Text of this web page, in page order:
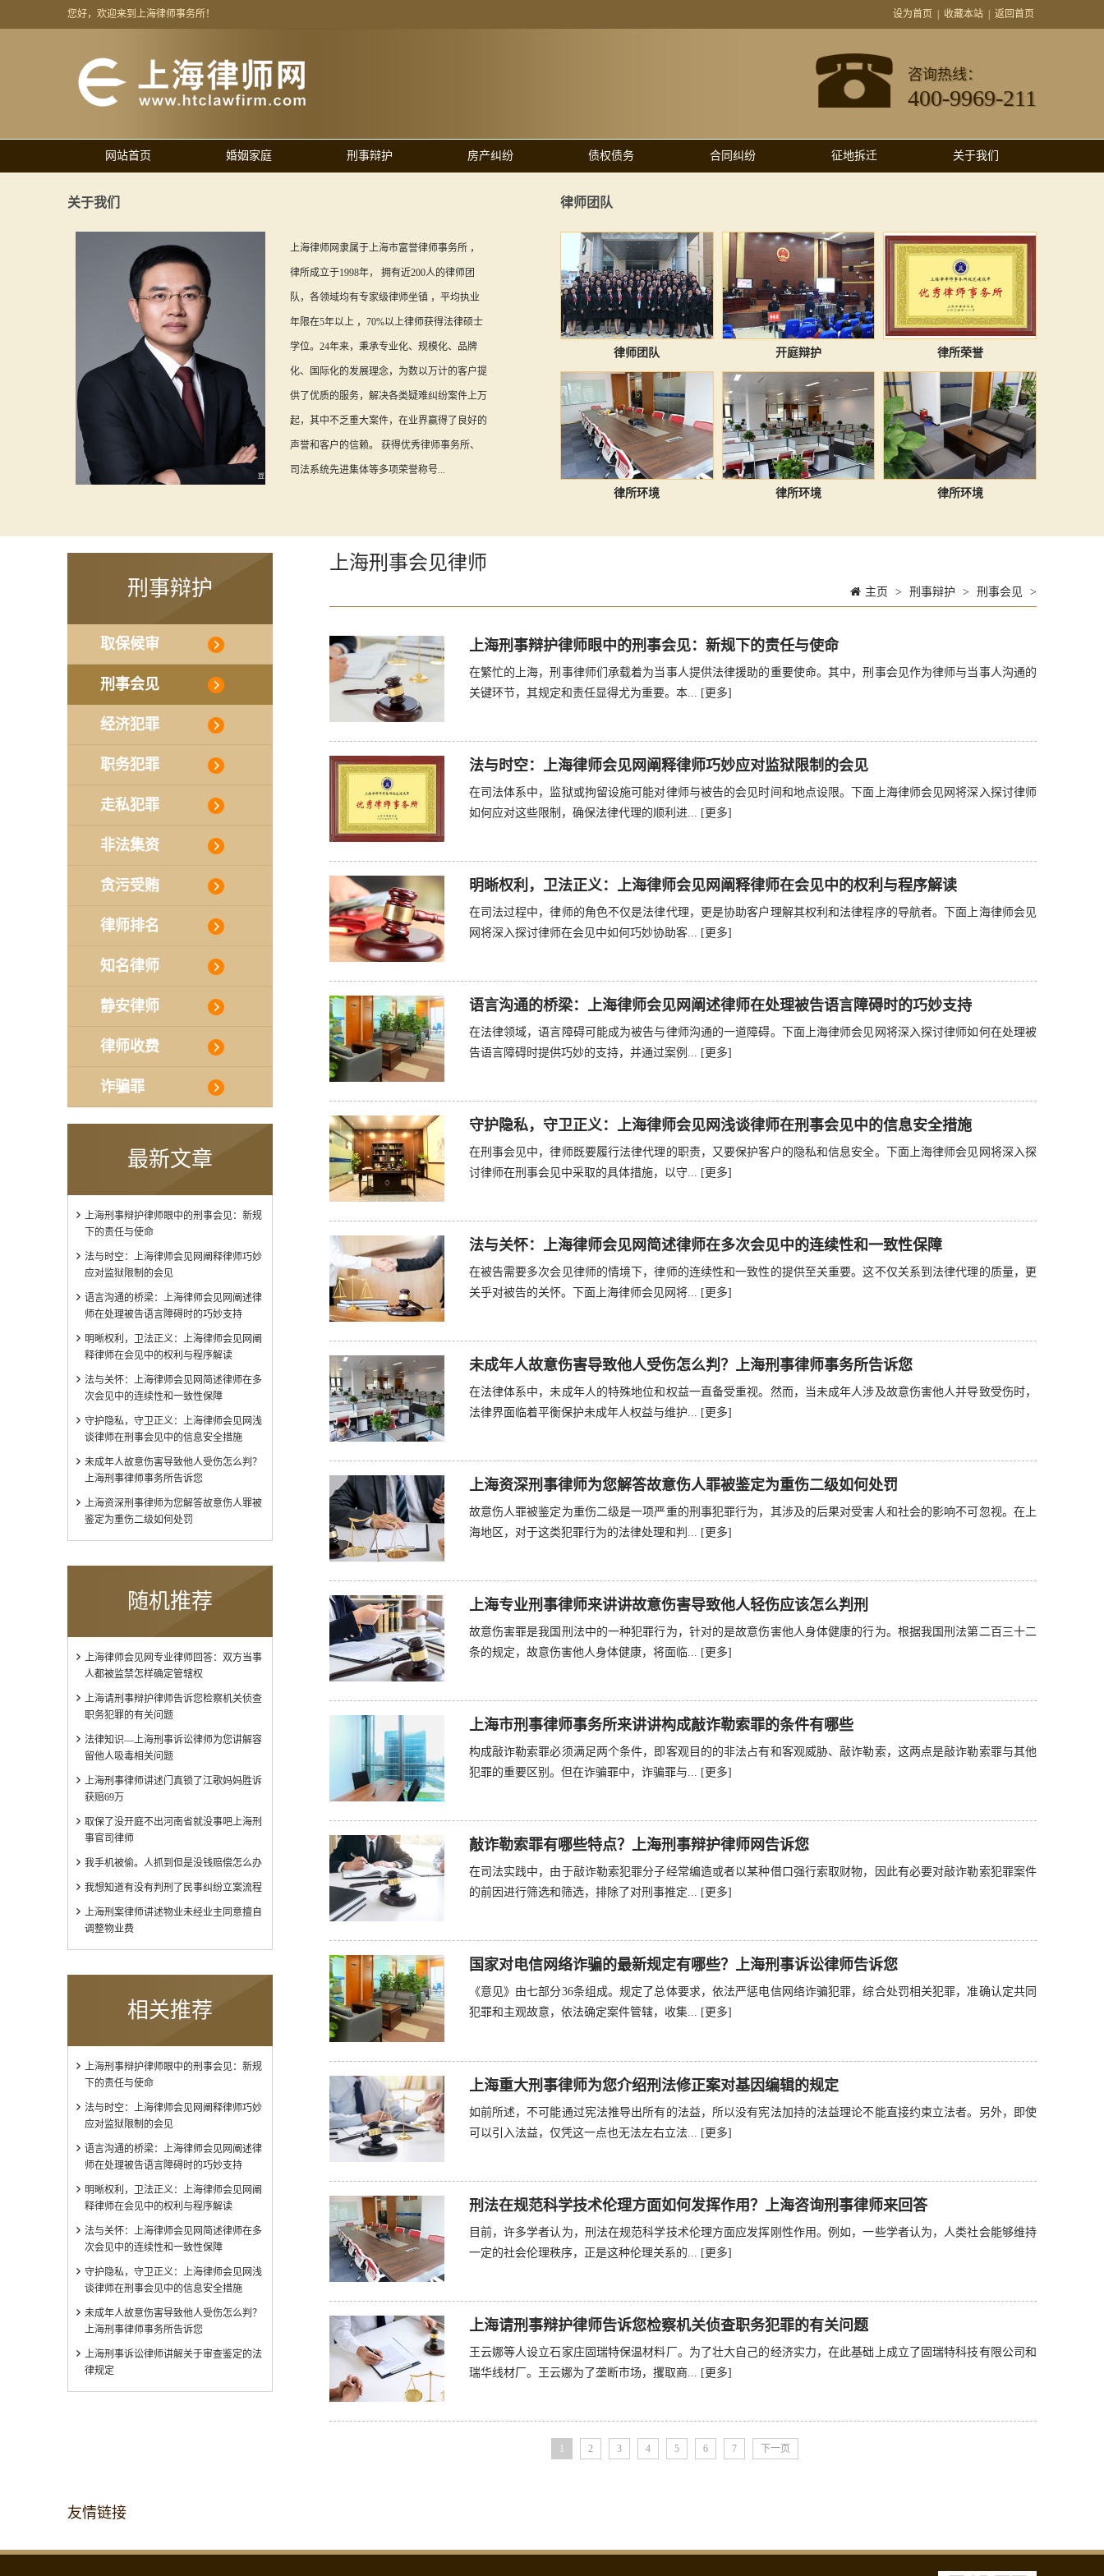
您好，欢迎来到上海律师事务所！ 设为首页 收藏本站 返回首页
咨询热线：
400-9969-211
网站首页 婚姻家庭 刑事辩护 房产纠纷 债权债务 合同纠纷 征地拆迁 关于我们
关于我们
上海律师网隶属于上海市富誉律师事务所 ，
律所成立于1998年， 拥有近200人的律师团
队，各领域均有专家级律师坐镇 ，平均执业
年限在5年以上 ，70%以上律师获得法律硕士
学位。24年来，秉承专业化、规模化、品牌
化、国际化的发展理念，为数以万计的客户提
供了优质的服务，解决各类疑难纠纷案件上万
起，其中不乏重大案件，在业界赢得了良好的
声誉和客户的信赖。 获得优秀律师事务所、
司法系统先进集体等多项荣誉称号...
律师团队
律师团队 开庭辩护 律所荣誉
律所环境 律所环境 律所环境
刑事辩护
取保候审
刑事会见
经济犯罪
职务犯罪
走私犯罪
非法集资
贪污受贿
律师排名
知名律师
静安律师
律师收费
诈骗罪
最新文章
上海刑事辩护律师眼中的刑事会见：新规
下的责任与使命
法与时空：上海律师会见网阐释律师巧妙
应对监狱限制的会见
语言沟通的桥梁：上海律师会见网阐述律
师在处理被告语言障碍时的巧妙支持
明晰权利，卫法正义：上海律师会见网阐
释律师在会见中的权利与程序解读
法与关怀：上海律师会见网简述律师在多
次会见中的连续性和一致性保障
守护隐私，守卫正义：上海律师会见网浅
谈律师在刑事会见中的信息安全措施
未成年人故意伤害导致他人受伤怎么判？
上海刑事律师事务所告诉您
上海资深刑事律师为您解答故意伤人罪被
鉴定为重伤二级如何处罚
随机推荐
上海律师会见网专业律师回答：双方当事
人都被监禁怎样确定管辖权
上海请刑事辩护律师告诉您检察机关侦查
职务犯罪的有关问题
法律知识—上海刑事诉讼律师为您讲解容
留他人吸毒相关问题
上海刑事律师讲述门真锁了江歌妈妈胜诉
获赔69万
取保了没开庭不出河南省就没事吧上海刑
事官司律师
我手机被偷。人抓到但是没钱赔偿怎么办
我想知道有没有判刑了民事纠纷立案流程
上海刑案律师讲述物业未经业主同意擅自
调整物业费
相关推荐
上海刑事辩护律师眼中的刑事会见：新规
下的责任与使命
法与时空：上海律师会见网阐释律师巧妙
应对监狱限制的会见
语言沟通的桥梁：上海律师会见网阐述律
师在处理被告语言障碍时的巧妙支持
明晰权利，卫法正义：上海律师会见网阐
释律师在会见中的权利与程序解读
法与关怀：上海律师会见网简述律师在多
次会见中的连续性和一致性保障
守护隐私，守卫正义：上海律师会见网浅
谈律师在刑事会见中的信息安全措施
未成年人故意伤害导致他人受伤怎么判？
上海刑事律师事务所告诉您
上海刑事诉讼律师讲解关于审查鉴定的法
律规定
上海刑事会见律师
主页 > 刑事辩护 > 刑事会见 >
上海刑事辩护律师眼中的刑事会见：新规下的责任与使命
在繁忙的上海，刑事律师们承载着为当事人提供法律援助的重要使命。其中，刑事会见作为律师与当事人沟通的
关键环节，其规定和责任显得尤为重要。本... [更多]
法与时空：上海律师会见网阐释律师巧妙应对监狱限制的会见
在司法体系中，监狱或拘留设施可能对律师与被告的会见时间和地点设限。下面上海律师会见网将深入探讨律师
如何应对这些限制，确保法律代理的顺利进... [更多]
明晰权利，卫法正义：上海律师会见网阐释律师在会见中的权利与程序解读
在司法过程中，律师的角色不仅是法律代理，更是协助客户理解其权利和法律程序的导航者。下面上海律师会见
网将深入探讨律师在会见中如何巧妙协助客... [更多]
语言沟通的桥梁：上海律师会见网阐述律师在处理被告语言障碍时的巧妙支持
在法律领域，语言障碍可能成为被告与律师沟通的一道障碍。下面上海律师会见网将深入探讨律师如何在处理被
告语言障碍时提供巧妙的支持，并通过案例... [更多]
守护隐私，守卫正义：上海律师会见网浅谈律师在刑事会见中的信息安全措施
在刑事会见中，律师既要履行法律代理的职责，又要保护客户的隐私和信息安全。下面上海律师会见网将深入探
讨律师在刑事会见中采取的具体措施，以守...
[更多]
法与关怀：上海律师会见网简述律师在多次会见中的连续性和一致性保障
在被告需要多次会见律师的情境下，律师的连续性和一致性的提供至关重要。这不仅关系到法律代理的质量，更
关乎对被告的关怀。下面上海律师会见网将...
[更多]
未成年人故意伤害导致他人受伤怎么判？上海刑事律师事务所告诉您
在法律体系中，未成年人的特殊地位和权益一直备受重视。然而，当未成年人涉及故意伤害他人并导致受伤时，
法律界面临着平衡保护未成年人权益与维护...
[更多]
上海资深刑事律师为您解答故意伤人罪被鉴定为重伤二级如何处罚
故意伤人罪被鉴定为重伤二级是一项严重的刑事犯罪行为，其涉及的后果对受害人和社会的影响不可忽视。在上
海地区，对于这类犯罪行为的法律处理和判... [更多]
上海专业刑事律师来讲讲故意伤害导致他人轻伤应该怎么判刑
故意伤害罪是我国刑法中的一种犯罪行为，针对的是故意伤害他人身体健康的行为。根据我国刑法第二百三十二
条的规定，故意伤害他人身体健康，将面临... [更多]
上海市刑事律师事务所来讲讲构成敲诈勒索罪的条件有哪些
构成敲诈勒索罪必须满足两个条件，即客观目的的非法占有和客观威胁、敲诈勒索，这两点是敲诈勒索罪与其他
犯罪的重要区别。但在诈骗罪中，诈骗罪与... [更多]
敲诈勒索罪有哪些特点？上海刑事辩护律师网告诉您
在司法实践中，由于敲诈勒索犯罪分子经常编造或者以某种借口强行索取财物，因此有必要对敲诈勒索犯罪案件
的前因进行筛选和筛选，排除了对刑事推定... [更多]
国家对电信网络诈骗的最新规定有哪些？上海刑事诉讼律师告诉您
《意见》由七部分36条组成。规定了总体要求，依法严惩电信网络诈骗犯罪，综合处罚相关犯罪，准确认定共同
犯罪和主观故意，依法确定案件管辖，收集... [更多]
上海重大刑事律师为您介绍刑法修正案对基因编辑的规定
如前所述，不可能通过宪法推导出所有的法益，所以没有宪法加持的法益理论不能直接约束立法者。另外，即使
可以引入法益，仅凭这一点也无法左右立法... [更多]
刑法在规范科学技术伦理方面如何发挥作用？上海咨询刑事律师来回答
目前，许多学者认为，刑法在规范科学技术伦理方面应发挥刚性作用。例如，一些学者认为，人类社会能够维持
一定的社会伦理秩序，正是这种伦理关系的... [更多]
上海请刑事辩护律师告诉您检察机关侦查职务犯罪的有关问题
王云娜等人设立石家庄固瑞特保温材料厂。为了壮大自己的经济实力，在此基础上成立了固瑞特科技有限公司和
瑞华线材厂。王云娜为了垄断市场，攫取商...
[更多]
1 2 3 4 5 6 7 下一页
友情链接